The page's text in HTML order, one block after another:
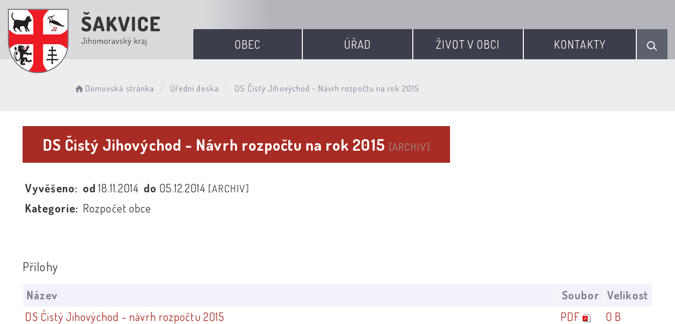
OBEC ÚŘAD ŽIVOT V OBCI KONTAKTY
Domovská stránka Úřední deska DS Čistý Jihovýchod - Návrh rozpočtu na rok 2015
DS Čistý Jihovýchod - Návrh rozpočtu na rok 2015 [ARCHIV]
Vyvěšeno: od18.11.2014 do 05.12.2014 [ARCHIV]
Kategorie: Rozpočet obce
Přílohy
Název Soubor
Velikost
DS Čistý Jihovýchod - návrh rozpočtu 2015
PDF 0 B